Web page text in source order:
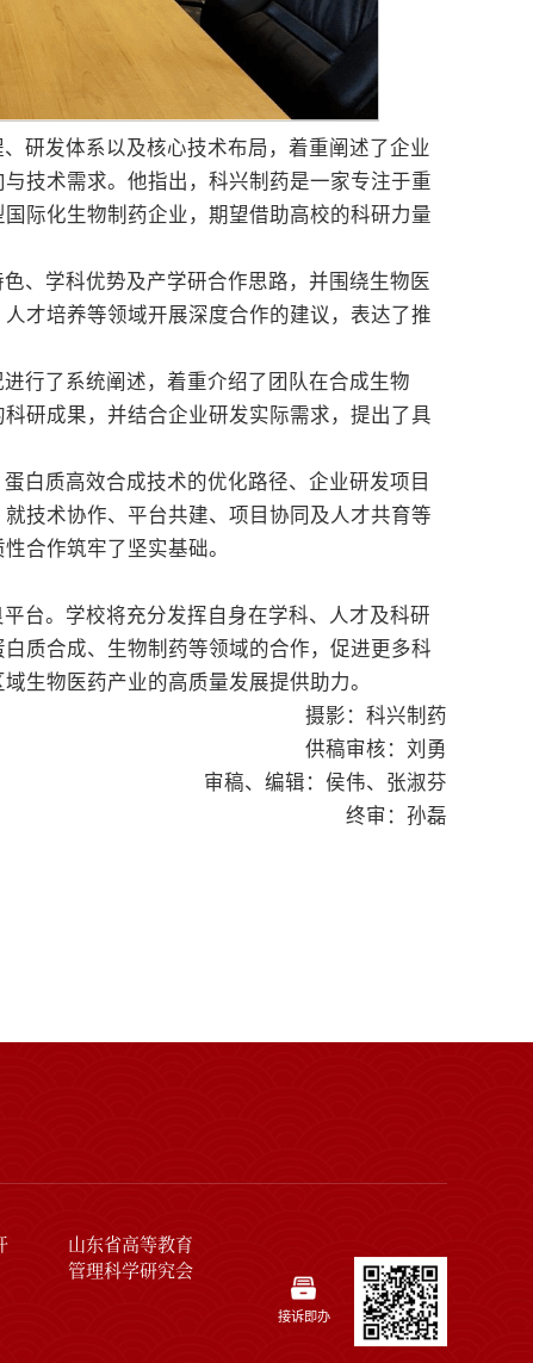
研发体系以及核心技术布局，着重阐述了企业
技术需求。他指出，科兴制药是一家专注于重
际化生物制药企业，期望借助高校的科研力量
、学科优势及产学研合作思路，并围绕生物医
才培养等领域开展深度合作的建议，表达了推
行了系统阐述，着重介绍了团队在合成生物
研成果，并结合企业研发实际需求，提出了具
白质高效合成技术的优化路径、企业研发项目
技术协作、平台共建、项目协同及人才共育等
合作筑牢了坚实基础。
台。学校将充分发挥自身在学科、人才及科研
质合成、生物制药等领域的合作，促进更多科
生物医药产业的高质量发展提供助力。
摄影：科兴制药
供稿审核：刘勇
审稿、编辑：侯伟、张淑芬
终审：孙磊
山东省高等教育
管理科学研究会
接诉即办